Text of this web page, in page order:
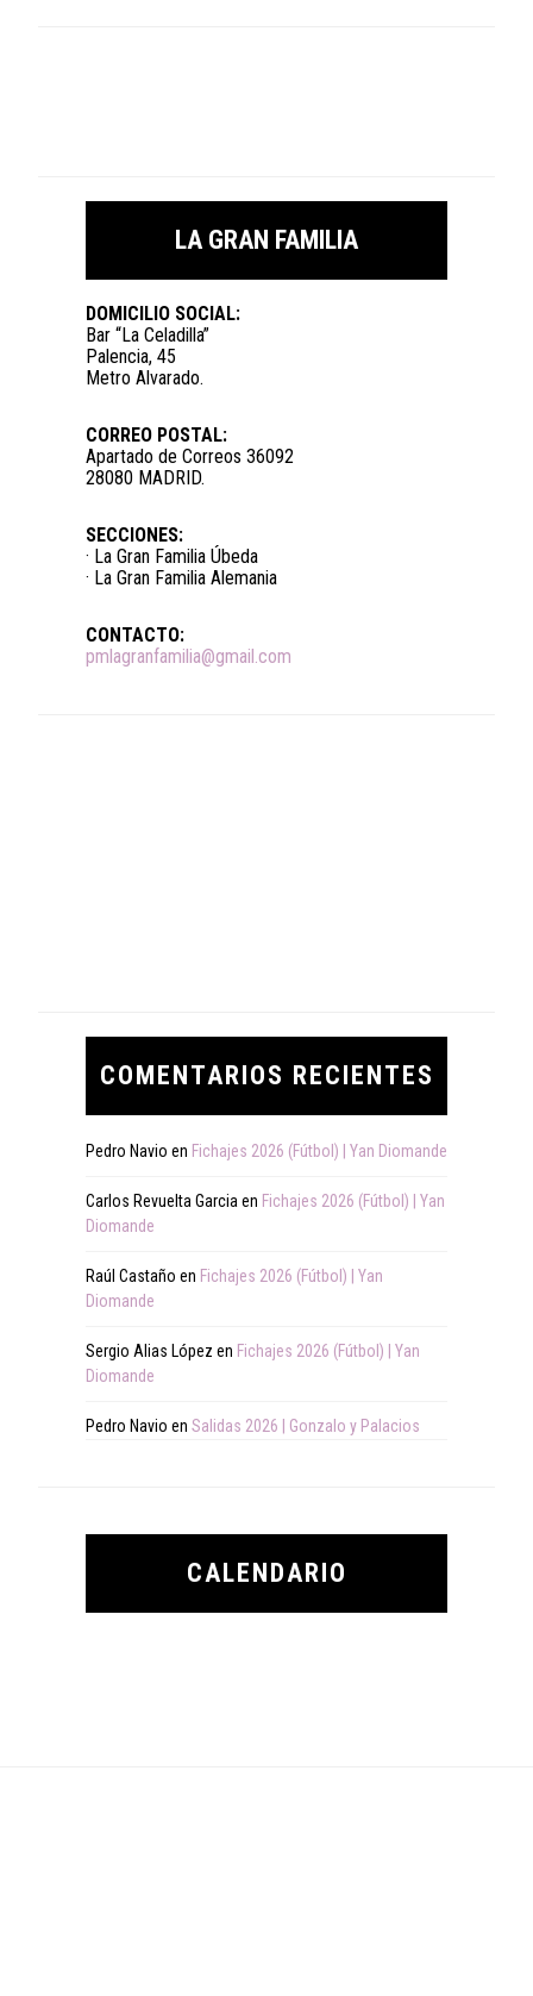
LA GRAN FAMILIA
DOMICILIO SOCIAL:
Bar “La Celadilla”
Palencia, 45
Metro Alvarado.
CORREO POSTAL:
Apartado de Correos 36092
28080 MADRID.
SECCIONES:
· La Gran Familia Úbeda
· La Gran Familia Alemania
CONTACTO:
pmlagranfamilia@gmail.com
COMENTARIOS RECIENTES
Pedro Navio en Fichajes 2026 (Fútbol) | Yan Diomande
Carlos Revuelta Garcia en Fichajes 2026 (Fútbol) | Yan
Diomande
Raúl Castaño en Fichajes 2026 (Fútbol) | Yan
Diomande
Sergio Alias López en Fichajes 2026 (Fútbol) | Yan
Diomande
Pedro Navio en Salidas 2026 | Gonzalo y Palacios
CALENDARIO